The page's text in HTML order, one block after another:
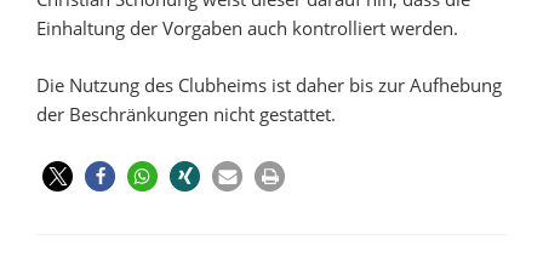
Einhaltung der Vorgaben auch kontrolliert werden.
Die Nutzung des Clubheims ist daher bis zur Aufhebung
der Beschränkungen nicht gestattet.